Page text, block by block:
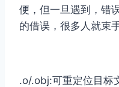
便，但一旦遇到，错
的借误，很多人就束
.o/.obj:可重定位目标